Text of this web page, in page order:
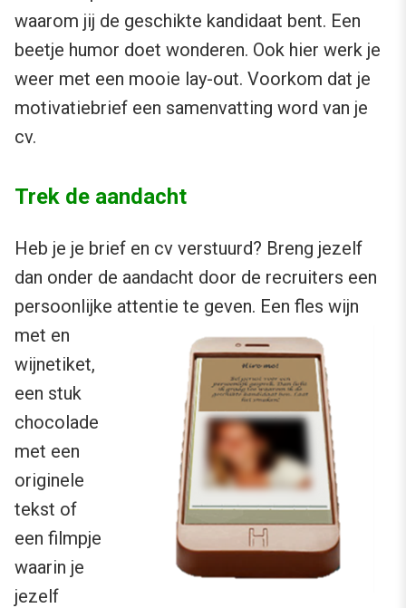
waarom jij de geschikte kandidaat bent. Een
beetje humor doet wonderen. Ook hier werk je
weer met een mooie lay-out. Voorkom dat je
motivatiebrief een samenvatting word van je
cv.
Trek de aandacht
Heb je je brief en cv verstuurd? Breng jezelf
dan onder de aandacht door de recruiters een
persoonlijke attentie te geven. Een fles wijn
met en
wijnetiket,
een stuk
chocolade
met een
originele
tekst of
een filmpje
waarin je
jezelf